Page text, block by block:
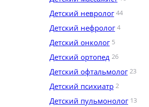
Детский невролог 44
Детский нефролог 4
Детский онколог 5
Детский ортопед 26
Детский офтальмолог 23
Детский психиатр 2
Детский пульмонолог 13